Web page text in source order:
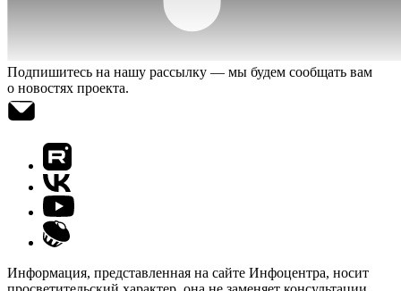
Подпишитесь на нашу рассылку — мы будем сообщать вам
о новостях проекта.
Информация, представленная на сайте Инфоцентра, носит